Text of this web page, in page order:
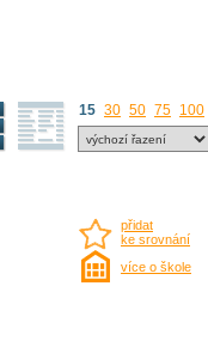
15 30 50 75 100
přidat
ke srovnání
více o škole